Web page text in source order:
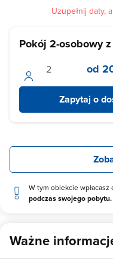
Uzupełnij daty,
Pokój 2-osobowy
od
Zapytaj o
W tym obiekcie wpłacasz
podczas swojego pobytu.
Ważne